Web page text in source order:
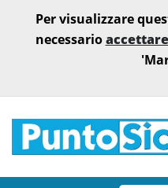
Per visualizzare
necessario